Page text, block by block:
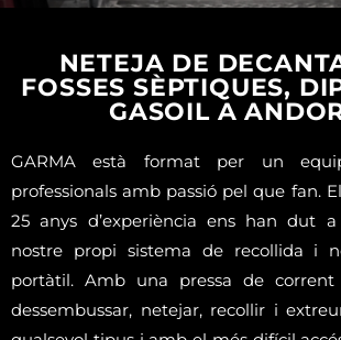
NETEJA DE
FOSSES SÈPTIQUES,
GASOIL A
GARMA està format per un
professionals amb passió pel que fan.
25 anys d’experiència ens han dut
nostre propi sistema de recollida i
portàtil. Amb una pressa de
dessembussar, netejar, recollir i